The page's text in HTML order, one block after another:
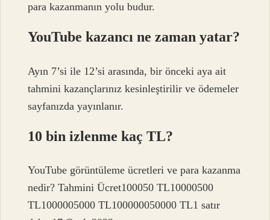
para kazanmanın yolu budur.
YouTube kazancı ne zaman yatar?
Ayın 7’si ile 12’si arasında, bir önceki aya ait
tahmini kazançlarınız kesinleştirilir ve ödemeler
sayfanızda yayınlanır.
10 bin izlenme kaç TL?
YouTube görüntüleme ücretleri ve para kazanma
nedir? Tahmini Ücret100050 TL10000500
TL1000005000 TL100000050000 TL1 satır